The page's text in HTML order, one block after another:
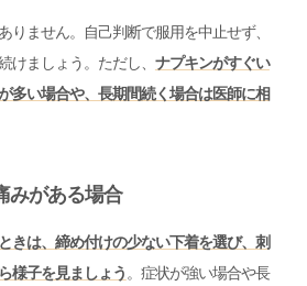
りません。自己判断で服用を中止せず、
けましょう。ただし、 ナプキンがすぐい
多い場合や、長期間続く場合は医師に相
みがある場合
きは、締め付けの少ない下着を選び、刺
様子を見ましょう 。症状が強い場合や長